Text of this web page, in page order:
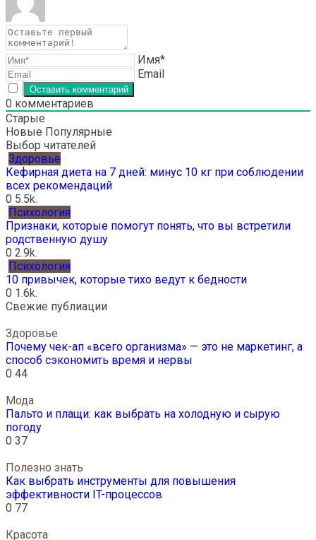
Имя*
Email
0 комментариев
Старые
Новые Популярные
Выбор читателей
Здоровье
Кефирная диета на 7 дней: минус 10 кг при соблюдении
всех рекомендаций
0 5.5k.
Психология
Признаки, которые помогут понять, что вы встретили
родственную душу
0 2.9k.
Психология
10 привычек, которые тихо ведут к бедности
0 1.6k.
Свежие публиации
Здоровье
Почему чек-ап «всего организма» — это не маркетинг, а
способ сэкономить время и нервы
0 44
Мода
Пальто и плащи: как выбрать на холодную и сырую
погоду
0 37
Полезно знать
Как выбрать инструменты для повышения
эффективности IT-процессов
0 77
Красота